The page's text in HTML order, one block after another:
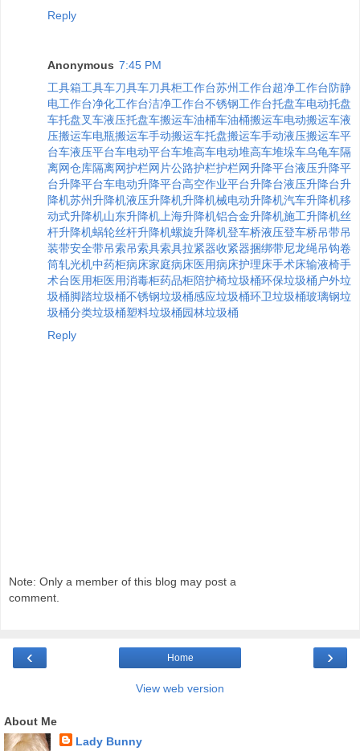
Reply
Anonymous 7:45 PM
工具箱工具车刀具车刀具柜工作台苏州工作台超净工作台防静
电工作台净化工作台洁净工作台不锈钢工作台托盘车电动托盘
车托盘叉车液压托盘车搬运车油桶车油桶搬运车电动搬运车液
压搬运车电瓶搬运车手动搬运车托盘搬运车手动液压搬运车平
台车液压平台车电动平台车堆高车电动堆高车堆垛车乌龟车隔
离网仓库隔离网护栏网片公路护栏护栏网升降平台液压升降平
台升降平台车电动升降平台高空作业平台升降台液压升降台升
降机苏州升降机液压升降机升降机械电动升降机汽车升降机移
动式升降机山东升降机 上海升降机铝合金升降机施工升降机丝
杆升降机蜗轮丝杆升降机螺旋升降机登车桥液压登车桥吊带吊
装带安全带吊索吊索具索具拉紧器收紧器捆绑带尼龙绳吊钩卷
筒轧光机中药柜病床家庭病床医用病床护理床手术床输液椅手
术台医用柜医用消毒柜药品柜陪护椅垃圾桶环保垃圾桶 户外垃
圾桶脚踏垃圾桶不锈钢垃圾桶感应垃圾桶环卫垃圾桶玻璃钢垃
圾桶分类垃圾桶塑料垃圾桶园林垃圾桶
Reply
Note: Only a member of this blog may post a
comment.
‹ ›
Home
View web version
About Me
Lady Bunny